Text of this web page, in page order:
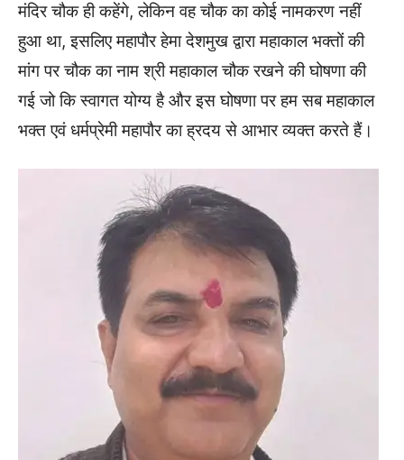
मंदिर चौक ही कहेंगे, लेकिन वह चौक का कोई नामकरण नहीं
हुआ था, इसलिए महापौर हेमा देशमुख द्वारा महाकाल भक्तों की
मांग पर चौक का नाम श्री महाकाल चौक रखने की घोषणा की
गई जो कि स्वागत योग्य है और इस घोषणा पर हम सब महाकाल
भक्त एवं धर्मप्रेमी महापौर का ह्रदय से आभार व्यक्त करते हैं।